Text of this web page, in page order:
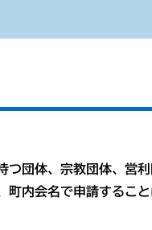
団体、宗教団体、営利
内会名で申請すること